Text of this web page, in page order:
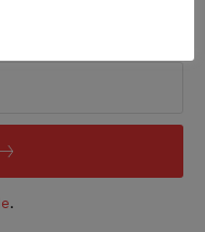
.